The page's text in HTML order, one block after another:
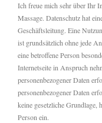
Ich freue mich sehr über Ihr
Massage. Datenschutz hat
Geschäftsleitung. Eine
ist grundsätzlich ohne jede
eine betroffene Person
Internetseite in Anspruch
personenbezogener Daten
personenbezogener Daten
keine gesetzliche Grundlage,
Person ein.